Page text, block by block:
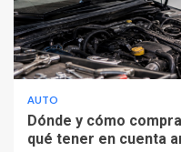
AUTO
Dónde y cómo
qué tener en cuenta